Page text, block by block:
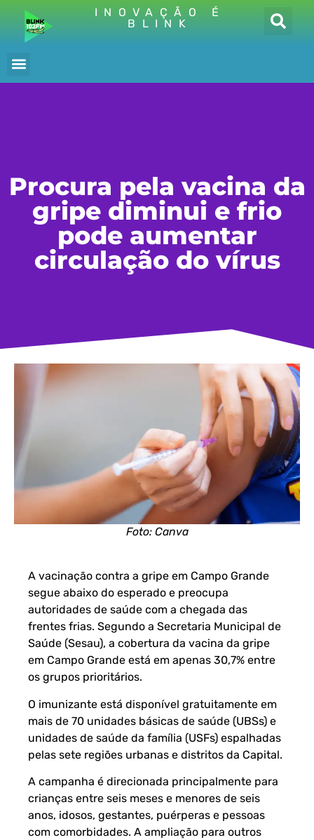
INOVAÇÃO É
BLINK
Procura pela vacina da
gripe diminui e frio
pode aumentar
circulação do vírus
Foto: Canva
A vacinação contra a gripe em Campo Grande
segue abaixo do esperado e preocupa
autoridades de saúde com a chegada das
frentes frias. Segundo a Secretaria Municipal de
Saúde (Sesau), a cobertura da vacina da gripe
em Campo Grande está em apenas 30,7% entre
os grupos prioritários.
O imunizante está disponível gratuitamente em
mais de 70 unidades básicas de saúde (UBSs) e
unidades de saúde da família (USFs) espalhadas
pelas sete regiões urbanas e distritos da Capital.
A campanha é direcionada principalmente para
crianças entre seis meses e menores de seis
anos, idosos, gestantes, puérperas e pessoas
com comorbidades. A ampliação para outros